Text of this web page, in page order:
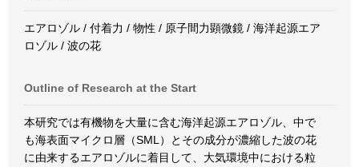
エアロゾル / 付着力 / 物性 / 原子間力顕微鏡 / 海洋起源エア
ロゾル / 波の花
Outline of Research at the Start
本研究では有機物を大量に含む海洋起源エアロゾル、中で
も海表面マイクロ層（SML）とその成分が濃縮した波の花
に由来するエアロゾルに着目して、大気環境中における粒